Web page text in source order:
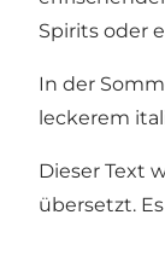
Spirits oder
In der
leckerem
Dieser Text
übersetzt.